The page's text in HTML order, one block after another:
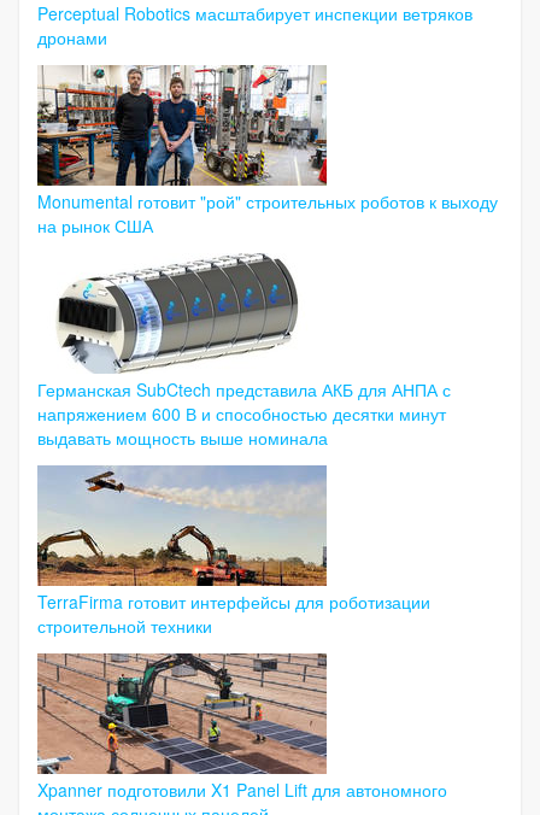
Perceptual Robotics масштабирует инспекции ветряков
дронами
Monumental готовит "рой" строительных роботов к выходу
на рынок США
Германская SubCtech представила АКБ для АНПА с
напряжением 600 В и способностью десятки минут
выдавать мощность выше номинала
TerraFirma готовит интерфейсы для роботизации
строительной техники
Xpanner подготовили X1 Panel Lift для автономного